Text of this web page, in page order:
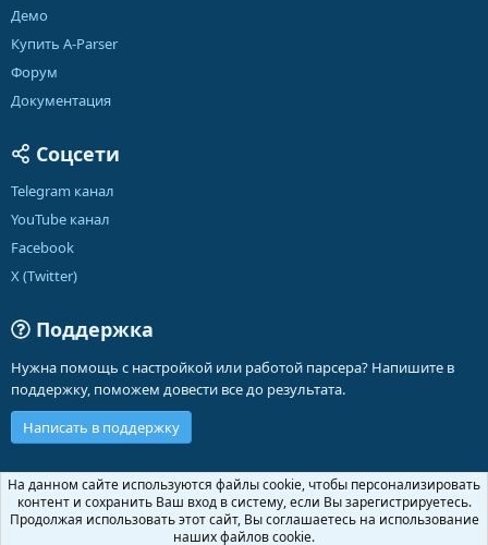
Демо
Купить A-Parser
Форум
Документация
Соцсети
Telegram канал
YouTube канал
Facebook
X (Twitter)
Поддержка
Нужна помощь с настройкой или работой парсера? Напишите в
поддержку, поможем довести все до результата.
Написать в поддержку
Russian (RU)
Обратная связь
Условия и правила
Политика конфиденциальности
Помощь
На данном сайте используются файлы cookie, чтобы персонализировать
контент и сохранить Ваш вход в систему, если Вы зарегистрируетесь.
Продолжая использовать этот сайт, Вы соглашаетесь на использование
наших файлов cookie.